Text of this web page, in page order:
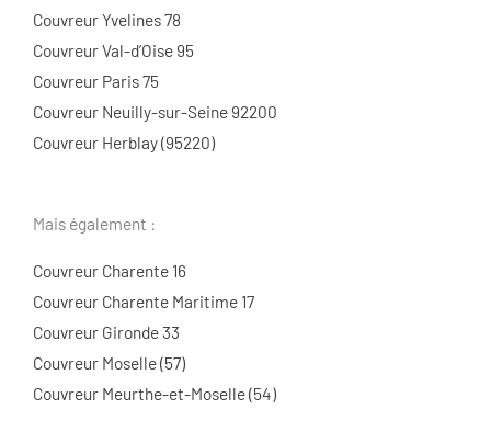
Couvreur Yvelines 78
Couvreur Val-d’Oise 95
Couvreur Paris 75
Couvreur Neuilly-sur-Seine 92200
Couvreur Herblay (95220)
Mais également :
Couvreur Charente 16
Couvreur Charente Maritime 17
Couvreur Gironde 33
Couvreur Moselle (57)
Couvreur Meurthe-et-Moselle (54)